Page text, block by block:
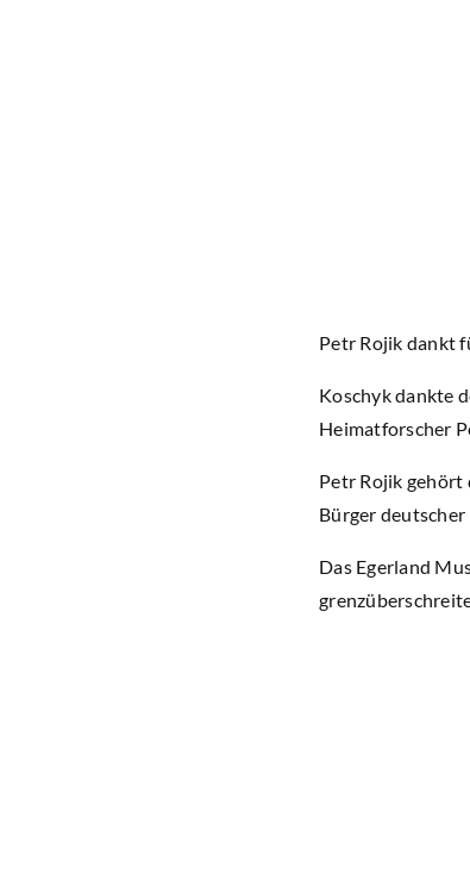
Petr Rojik dankt
Koschyk dankte
Heimatforscher
Petr Rojik gehört
Bürger
Das Egerland